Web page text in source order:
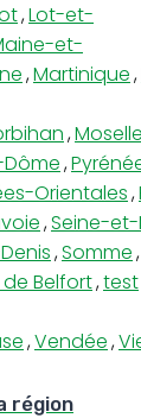
,Lot-et-
et-
,Martinique,
,Moselle
,
Orientales,
,Seine-
,Somme,
Belfort,test
,Vendée,
région